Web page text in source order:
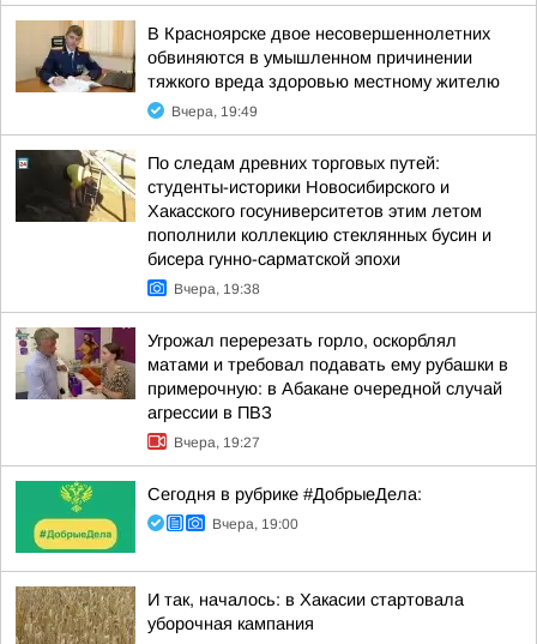
В Красноярске двое несовершеннолетних
обвиняются в умышленном причинении
тяжкого вреда здоровью местному жителю
Вчера, 19:49
По следам древних торговых путей:
студенты-историки Новосибирского и
Хакасского госуниверситетов этим летом
пополнили коллекцию стеклянных бусин и
бисера гунно-сарматской эпохи
Вчера, 19:38
Угрожал перерезать горло, оскорблял
матами и требовал подавать ему рубашки в
примерочную: в Абакане очередной случай
агрессии в ПВЗ
Вчера, 19:27
Сегодня в рубрике #ДобрыеДела:
Вчера, 19:00
И так, началось: в Хакасии стартовала
уборочная кампания